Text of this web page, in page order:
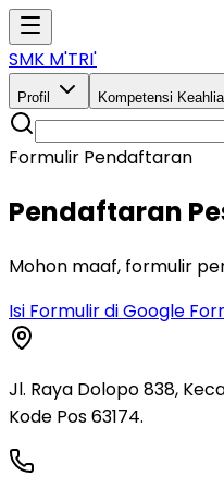
SMK M'TRI'
Profil Kompetensi
Formulir Pendaftaran
Pendaftaran
Mohon maaf, formulir
Isi Formulir di Google
Jl. Raya Dolopo 838,
Kode Pos 63174.